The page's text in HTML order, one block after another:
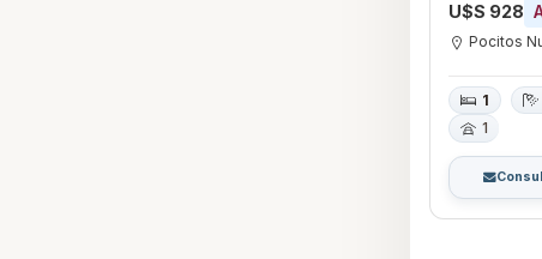
U$S 928
Pocitos
1
1